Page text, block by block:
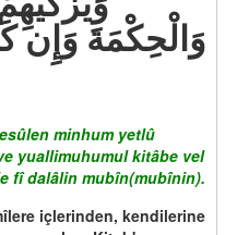
وَالْحِكْمَةَ وَإِن
minhum yetlû
yuallimuhumul kitâbe vel
fî dalâlin mubîn(mubînin).
içlerinden, kendilerine